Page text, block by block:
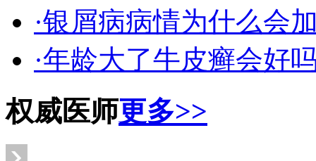
·银屑病病情为什么会
·年龄大了牛皮癣会好
权威医师更多>>